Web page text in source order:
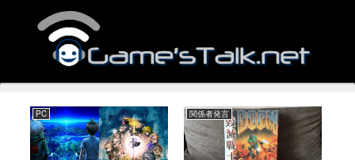
PC 関係者発言